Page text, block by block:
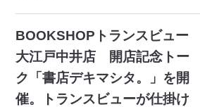
BOOKSHOPトランスビュー
大江戸中井店 開店記念トー
ク「書店デキマシタ。」を開
催。トランスビューが仕掛け